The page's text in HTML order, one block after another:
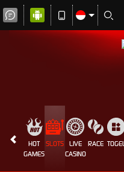
HOT
GAMES
SLOTS
LIVE
CASINO
RACE TOGEL